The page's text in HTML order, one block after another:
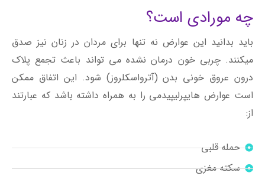
چه مورادی است؟
باید بدانید این عوارض نه تنها برای مردان در زنان نیز صدق
میکنند. چربی خون درمان نشده می تواند باعث تجمع پلاک
درون عروق خونی بدن (آترواسکلروز) شود. این اتفاق ممکن
است عوارض هایپرلیپیدمی را به همراه داشته باشد که عبارتند
از:
حمله قلبی
سکته مغزی